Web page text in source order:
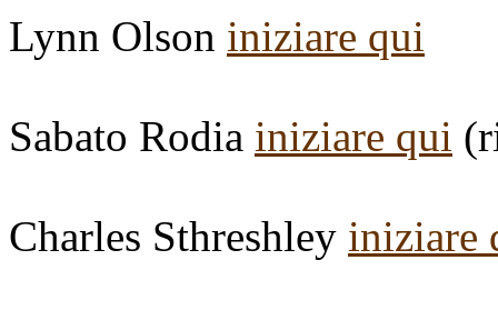
Lynn Olson iniziare qui
Sabato Rodia iniziare qui
Charles Sthreshley iniziare